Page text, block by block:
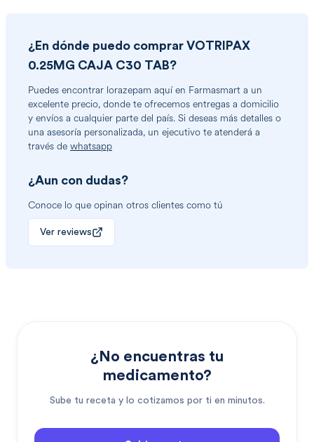
¿En dónde puedo comprar VOTRIPAX
0.25MG CAJA C30 TAB?
Puedes encontrar lorazepam aquí en Farmasmart a un
excelente precio, donde te ofrecemos entregas a domicilio
y envíos a cualquier parte del país. Si deseas más detalles o
una asesoría personalizada, un ejecutivo te atenderá a
través de whatsapp
¿Aun con dudas?
Conoce lo que opinan otros clientes como tú
Ver reviews
¿No encuentras tu
medicamento?
Sube tu receta y lo cotizamos por ti en minutos.